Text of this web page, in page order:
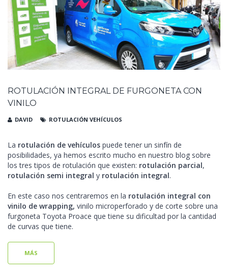
ROTULACIÓN INTEGRAL DE FURGONETA CON
VINILO
DAVID ROTULACIÓN VEHÍCULOS
La rotulación de vehículos puede tener un sinfín de
posibilidades, ya hemos escrito mucho en nuestro blog sobre
los tres tipos de rotulación que existen: rotulación parcial,
rotulación semi integral y rotulación integral.
En este caso nos centraremos en la rotulación integral con
vinilo de wrapping, vinilo microperforado y de corte sobre una
furgoneta Toyota Proace que tiene su dificultad por la cantidad
de curvas que tiene.
MÁS